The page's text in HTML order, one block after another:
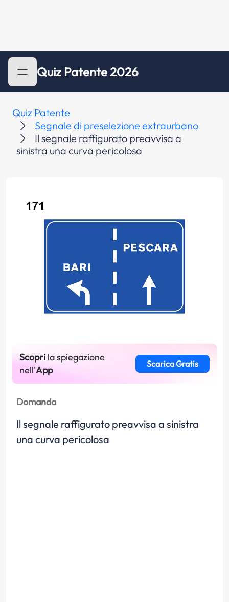
Quiz Patente 2026
Quiz Patente
Segnale di preselezione extraurbano
Il segnale raffigurato preavvisa a
sinistra una curva pericolosa
Scopri la spiegazione
nell'App
Scarica Gratis
Domanda
Il segnale raffigurato preavvisa a sinistra
una curva pericolosa